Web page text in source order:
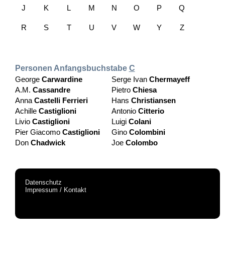
J K L M N O P Q
R S T U V W Y Z
Personen Anfangsbuchstabe C
George Carwardine
A.M. Cassandre
Anna Castelli Ferrieri
Achille Castiglioni
Livio Castiglioni
Pier Giacomo Castiglioni
Don Chadwick
Serge Ivan Chermayeff
Pietro Chiesa
Hans Christiansen
Antonio Citterio
Luigi Colani
Gino Colombini
Joe Colombo
Datenschutz
Impressum / Kontakt